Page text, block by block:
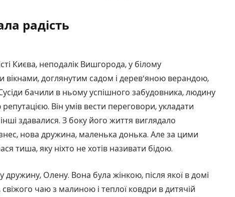
радість
Києва, неподалік Вишгорода, у білому
доглянутим садом і дерев’яною верандою,
бачили в ньому успішного забудовника, людину
Він умів вести переговори, укладати
здавалися. З боку його життя виглядало
нова дружина, маленька донька. Але за цими
тиша, яку ніхто не хотів називати бідою.
Олену. Вона була жінкою, після якої в домі
чаю з малиною і теплої ковдри в дитячій